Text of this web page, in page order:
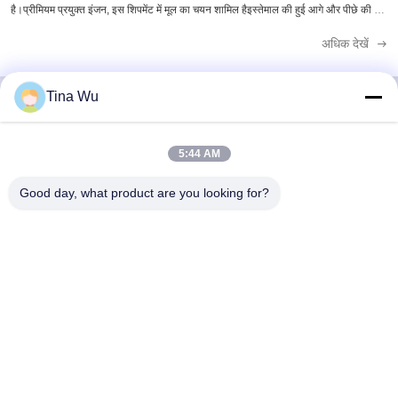
है।प्रीमियम प्रयुक्त इंजन, इस शिपमेंट में मूल का चयन शामिल हैइस्तेमाल की हुई आगे और पीछे की धुरी
अधिक देखें
पता
Tina Wu
5:44 AM
Good day, what product are you looking for?